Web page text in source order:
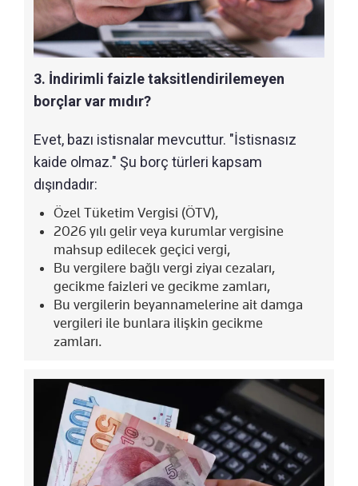
3. İndirimli faizle taksitlendirilemeyen
borçlar var mıdır?
Evet, bazı istisnalar mevcuttur. "İstisnasız
kaide olmaz." Şu borç türleri kapsam
dışındadır:
Özel Tüketim Vergisi (ÖTV),
2026 yılı gelir veya kurumlar vergisine
mahsup edilecek geçici vergi,
Bu vergilere bağlı vergi ziyaı cezaları,
gecikme faizleri ve gecikme zamları,
Bu vergilerin beyannamelerine ait damga
vergileri ile bunlara ilişkin gecikme
zamları.